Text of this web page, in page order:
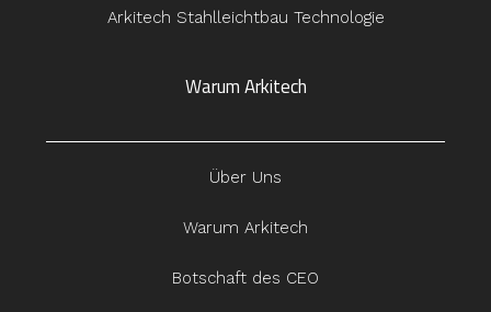
Arkitech Stahlleichtbau Technologie
Warum Arkitech
Über Uns
Warum Arkitech
Botschaft des CEO